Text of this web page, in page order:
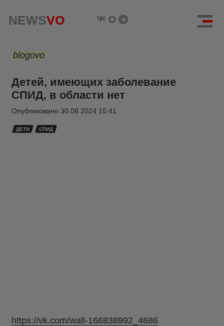
NEWSVO
blogovo
Детей, имеющих заболевание
СПИД, в области нет
Опубликовано 30.08.2024 15:41
ДЕТИ СПИД
https://vk.com/wall-166838992_4686